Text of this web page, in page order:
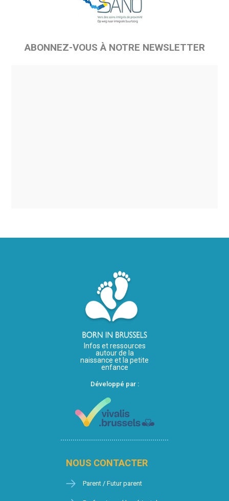
ABONNEZ-VOUS À NOTRE NEWSLETTER
Infos et ressources
autour de la
naissance et la petite
enfance
Développé par :
NOUS CONTACTER
Parent / Futur parent